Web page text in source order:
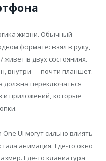
жизни. Обычный
формате: взял в руку,
в двух состояниях.
внутри — почти планшет.
должна переключаться
и приложений, которые
UI могут сильно влиять
анимация. Где-то окно
Где-то клавиатура